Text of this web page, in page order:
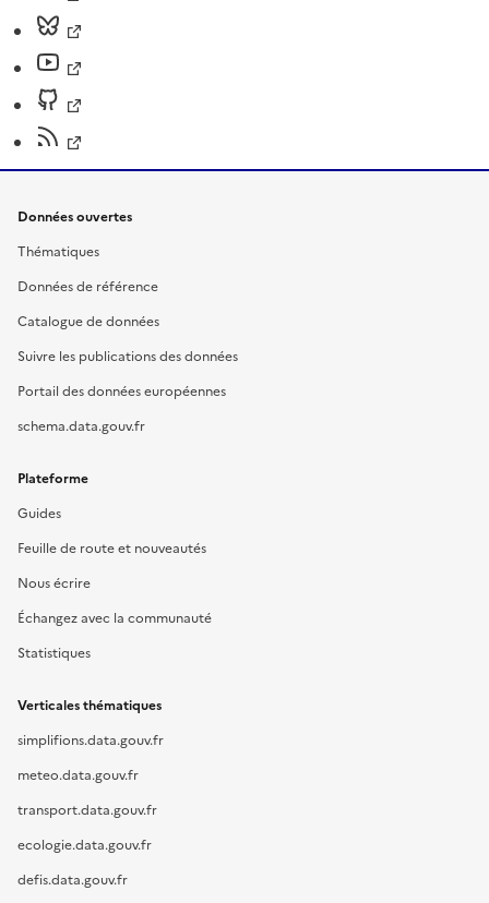
Données ouvertes
Thématiques
Données de référence
Catalogue de données
Suivre les publications des données
Portail des données européennes
schema.data.gouv.fr
Plateforme
Guides
Feuille de route et nouveautés
Nous écrire
Échangez avec la communauté
Statistiques
Verticales thématiques
simplifions.data.gouv.fr
meteo.data.gouv.fr
transport.data.gouv.fr
ecologie.data.gouv.fr
defis.data.gouv.fr